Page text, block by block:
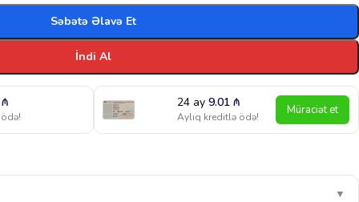
Səbətə Əlavə Et
İndi Al
₼ 24 ay9.01₼
Aylıq kreditlə ödə! Müraciət et
▼